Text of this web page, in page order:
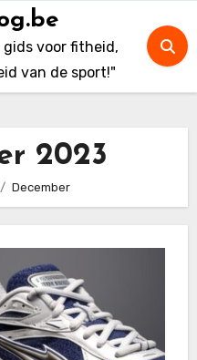
voor fitheid,
van de sport!"
2023
December